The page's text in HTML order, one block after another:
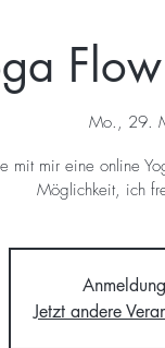
Mo., 29.
mit mir eine online
Möglichkeit, ich
Jetzt andere